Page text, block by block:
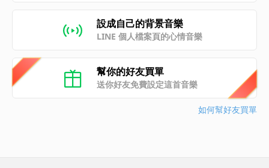
設成自己的背景音樂
LINE 個人檔案頁的心情音樂
幫你的好友買單
送你好友免費設定這首音樂
如何幫好友買單